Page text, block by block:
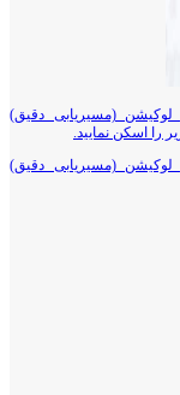
(مسیریابی دقیق)
را اسکن نمایید.
(مسیریابی دقیق)